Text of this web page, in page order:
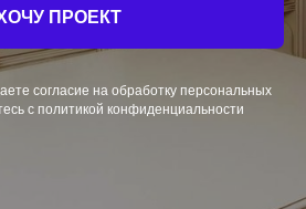
ПРОЕКТ
согласие на обработку персональных
c политикой конфиденциальности